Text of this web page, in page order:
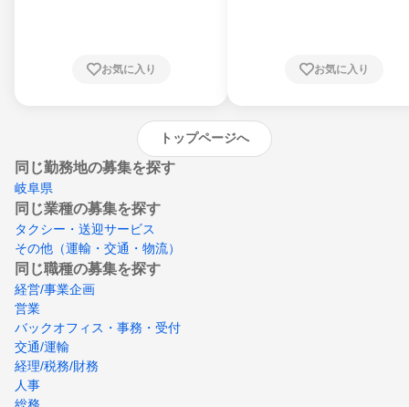
崎県、熊本県、大分県、宮崎県、鹿児島県、
お気に入り お気に入り
トップページへ
同じ勤務地の募集を探す
岐阜県
同じ業種の募集を探す
タクシー・送迎サービス
その他（運輸・交通・物流）
同じ職種の募集を探す
経営/事業企画
営業
バックオフィス・事務・受付
交通/運輸
経理/税務/財務
人事
総務